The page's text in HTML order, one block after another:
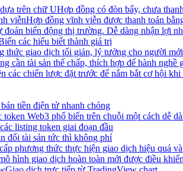
trên chữ UHợp đồng có đòn bẩy, chưa
viễnHợp đồng vĩnh viễn được thanh toán
đoán biến động thị trường. Dễ dàng nhận lợi
các hiểu biết thành giá trị
thức giao dịch tối giản, lý tưởng cho người
cần tài sản thế chấp, thích hợp để hành nghề
các chiến lược đặt trước để nắm bắt cơ hội
tiền điện tử nhanh chóng
token Web3 phổ biến trên chuỗi một cách dễ
listing token giai đoạn đầu
đổi tài sản tức thì không phí
phương thức thực hiện giao dịch hiệu quả
hình giao dịch hoàn toàn mới được điều